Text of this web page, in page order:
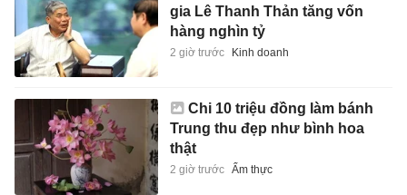
gia Lê Thanh Thản tăng vốn
hàng nghìn tỷ
2 giờ trước Kinh doanh
Chi 10 triệu đồng làm bánh
Trung thu đẹp như bình hoa
thật
2 giờ trước Ẩm thực